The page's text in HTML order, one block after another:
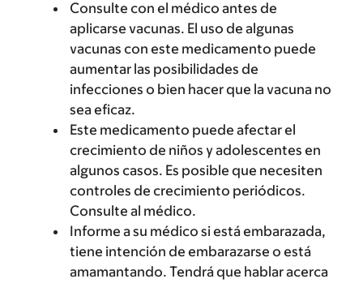
Consulte con el médico antes de
aplicarse vacunas. El uso de algunas
vacunas con este medicamento puede
aumentar las posibilidades de
infecciones o bien hacer que la vacuna no
sea eficaz.
Este medicamento puede afectar el
crecimiento de niños y adolescentes en
algunos casos. Es posible que necesiten
controles de crecimiento periódicos.
Consulte al médico.
Informe a su médico si está embarazada,
tiene intención de embarazarse o está
amamantando. Tendrá que hablar acerca